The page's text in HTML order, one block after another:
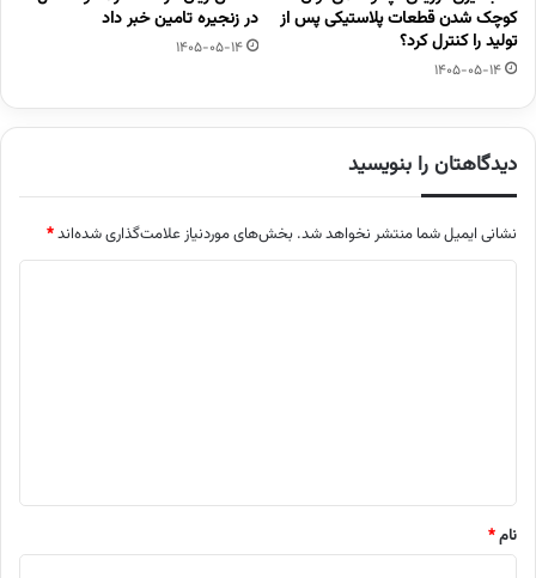
کوچک شدن قطعات پلاستیکی پس از
تولید را کنترل کرد؟
1405-05-14
در زنجیره تامین خبر داد
1405-05-14
دیدگاهتان را بنویسید
نشانی ایمیل شما منتشر نخواهد شد. بخش‌های موردنیاز علامت‌گذاری شده‌اند*
نام*